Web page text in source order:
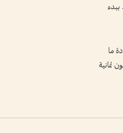
ببدء
ما
ثمانية